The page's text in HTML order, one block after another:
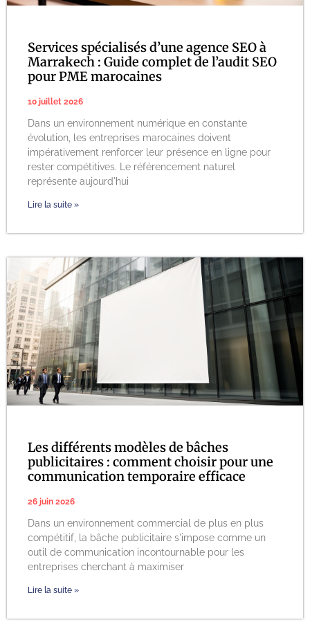
Services spécialisés d’une agence SEO à
Marrakech : Guide complet de l’audit SEO
pour PME marocaines
10 juillet 2026
Dans un environnement numérique en constante
évolution, les entreprises marocaines doivent
impérativement renforcer leur présence en ligne pour
rester compétitives. Le référencement naturel
représente aujourd'hui
Lire la suite »
Les différents modèles de bâches
publicitaires : comment choisir pour une
communication temporaire efficace
26 juin 2026
Dans un environnement commercial de plus en plus
compétitif, la bâche publicitaire s'impose comme un
outil de communication incontournable pour les
entreprises cherchant à maximiser
Lire la suite »